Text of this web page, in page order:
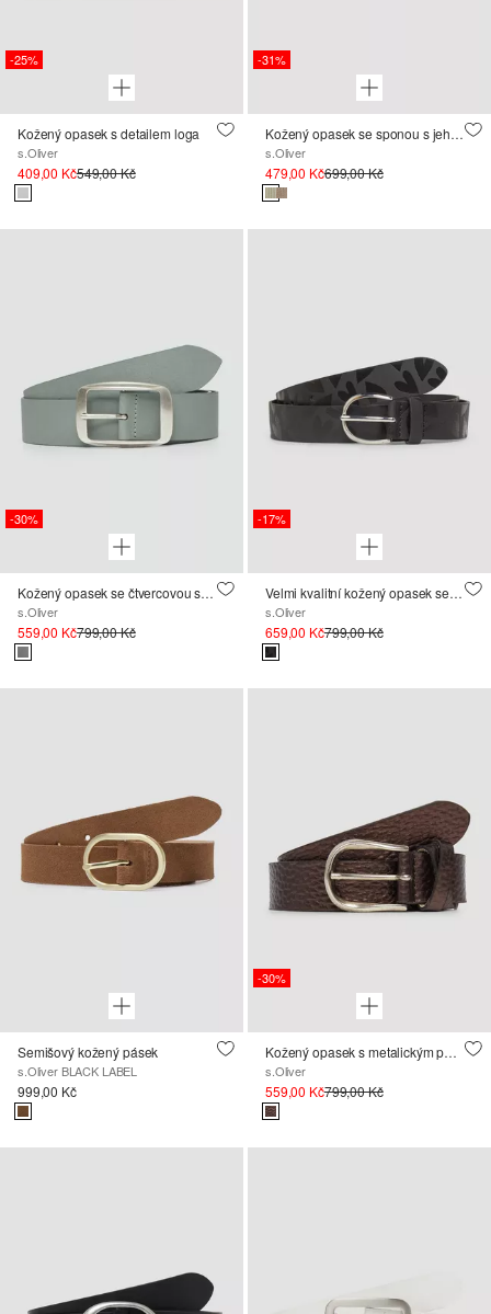
-25%
Kožený opasek s detailem loga
s.Oliver
409,00 Kč549,00 Kč
-31%
Kožený opasek se sponou s jehlou a fóliovým potiskem
s.Oliver
479,00 Kč699,00 Kč
-30%
Kožený opasek se čtvercovou sponou
s.Oliver
559,00 Kč799,00 Kč
-17%
Velmi kvalitní kožený opasek se sponou s jehlou
s.Oliver
659,00 Kč799,00 Kč
Semišový kožený pásek
s.Oliver BLACK LABEL
999,00 Kč
-30%
Kožený opasek s metalickým povrchem
s.Oliver
559,00 Kč799,00 Kč